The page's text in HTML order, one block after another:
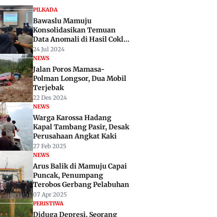
PILKADA
Bawaslu Mamuju
Konsolidasikan Temuan
Data Anomali di Hasil Coklit
KPU
24 Jul 2024
NEWS
Jalan Poros Mamasa-
Polman Longsor, Dua Mobil
Terjebak
22 Des 2024
NEWS
Warga Karossa Hadang
Kapal Tambang Pasir, Desak
Perusahaan Angkat Kaki
27 Feb 2025
NEWS
Arus Balik di Mamuju Capai
Puncak, Penumpang
Terobos Gerbang Pelabuhan
07 Apr 2025
PERISTIWA
Diduga Depresi, Seorang